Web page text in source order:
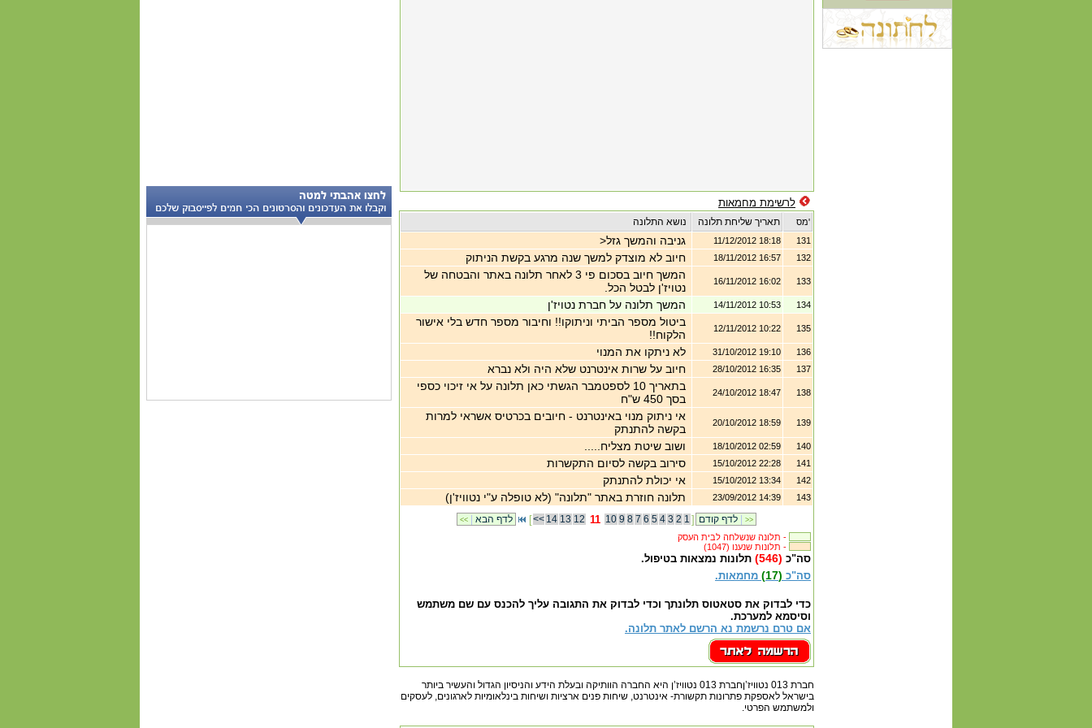
לרשימת מחמאות
תאריך שליחת תלונה מס'
גניבה והמשך גזל< 11/12/2012 18:18 131
חיוב לא מוצדק למשך שנה מרגע בקשת הניתוק 18/11/2012 16:57 132
המשך חיוב בסכום פי 3 לאחר תלונה באתר והבטחה של
נטויז'ן לבטל הכל.
16/11/2012 16:02 133
המשך תלונה על חברת נטויז'ן 14/11/2012 10:53 134
ביטול מספר הביתי וניתוקו!! וחיבור מספר חדש בלי אישור
הלקוח!!
12/11/2012 10:22 135
לא ניתקו את המנוי 31/10/2012 19:10 136
חיוב על שרות אינטרנט שלא היה ולא נברא 28/10/2012 16:35 137
בתאריך 10 לספטמבר הגשתי כאן תלונה על אי זיכוי כספי
בסך 450 ש"ח
24/10/2012 18:47 138
אי ניתוק מנוי באינטרנט - חיובים בכרטיס אשראי למרות
בקשה להתנתק
20/10/2012 18:59 139
ושוב שיטת מצליח..... 18/10/2012 02:59 140
סירוב בקשה לסיום התקשרות 15/10/2012 22:28 141
אי יכולת להתנתק 15/10/2012 13:34 142
תלונה חוזרת באתר "תלונה" (לא טופלה ע"י נטוויז'ן) 23/09/2012 14:39 143
<< [<< 14 13 12 11 10 9 8 7 6 5 4 3 2 1 ] >>
תלונה שנשלחה לבית העסק -
(1047) תלונות שנענו -
סה"כ (546)
תלונות נמצאות בטיפול.
סה"כ (17) מחמאות.
כדי לבדוק את סטאטוס תלונתך וכדי לבדוק את התגובה עליך להכנס עם שם משתמש
וסיסמא למערכת.
אם טרם נרשמת נא הרשם לאתר תלונה.
חברת 013 נטוויז’ןחברת 013 נטוויז’ן היא החברה הוותיקה ובעלת הידע והניסיון הגדול והעשיר ביותר
בישראל לאספקת פתרונות תקשורת- אינטרנט, שיחות פנים ארציות ושיחות בינלאומיות לארגונים, לעסקים
ולמשתמש הפרטי.